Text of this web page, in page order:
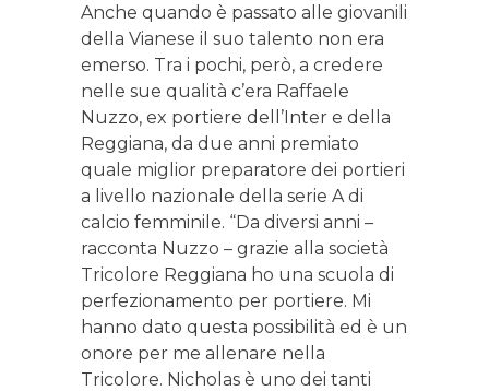
Anche quando è passato alle giovanili
della Vianese il suo talento non era
emerso. Tra i pochi, però, a credere
nelle sue qualità c’era Raffaele
Nuzzo, ex portiere dell’Inter e della
Reggiana, da due anni premiato
quale miglior preparatore dei portieri
a livello nazionale della serie A di
calcio femminile. “Da diversi anni –
racconta Nuzzo – grazie alla società
Tricolore Reggiana ho una scuola di
perfezionamento per portiere. Mi
hanno dato questa possibilità ed è un
onore per me allenare nella
Tricolore. Nicholas è uno dei tanti